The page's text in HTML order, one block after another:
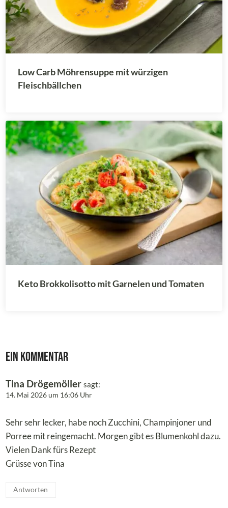
Low Carb Möhrensuppe mit würzigen
Fleischbällchen
Keto Brokkolisotto mit Garnelen und Tomaten
Ein Kommentar
Tina Drögemöller sagt:
14. Mai 2026 um 16:06 Uhr
Sehr sehr lecker, habe noch Zucchini, Champinjoner und
Porree mit reingemacht. Morgen gibt es Blumenkohl dazu.
Vielen Dank fürs Rezept
Grüsse von Tina
Antworten